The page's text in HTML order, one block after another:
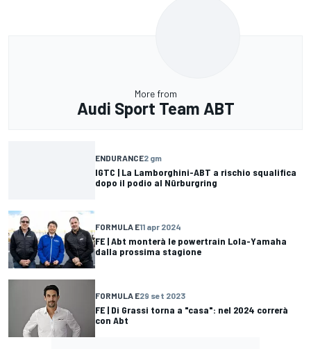
More from
Audi Sport Team ABT
ENDURANCE2 gm
IGTC | La Lamborghini-ABT a rischio squalifica
dopo il podio al Nürburgring
FORMULA E11 apr 2024
FE | Abt monterà le powertrain Lola-Yamaha
dalla prossima stagione
FORMULA E29 set 2023
FE | Di Grassi torna a "casa": nel 2024 correrà
con Abt